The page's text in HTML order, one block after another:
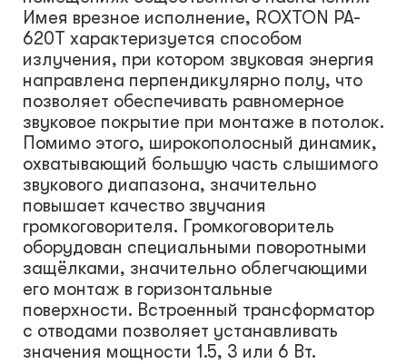
Имея врезное исполнение, ROXTON PA-
620T характеризуется способом
излучения, при котором звуковая энергия
направлена перпендикулярно полу, что
позволяет обеспечивать равномерное
звуковое покрытие при монтаже в потолок.
Помимо этого, широкополосный динамик,
охватывающий большую часть слышимого
звукового диапазона, значительно
повышает качество звучания
громкоговорителя. Громкоговоритель
оборудован специальными поворотными
защёлками, значительно облегчающими
его монтаж в горизонтальные
поверхности. Встроенный трансформатор
с отводами позволяет устанавливать
значения мощности 1.5, 3 или 6 Вт.